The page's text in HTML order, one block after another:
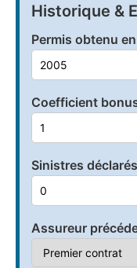
Historique &
Permis obtenu en
Coefficient
Sinistres
Assureur